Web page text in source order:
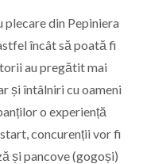
plecare din Pepiniera
încât să poată fi
au pregătit mai
și întâlniri cu oameni
o experiență
concurenții vor fi
și pancove (gogoși)